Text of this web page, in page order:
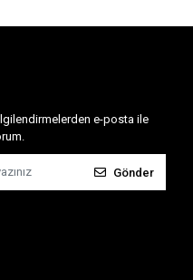
e-posta ile
Gönder